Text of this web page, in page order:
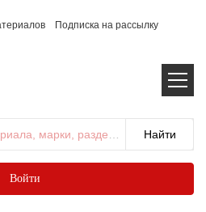
Подписка на рассылку
марки, раздела...
Войти